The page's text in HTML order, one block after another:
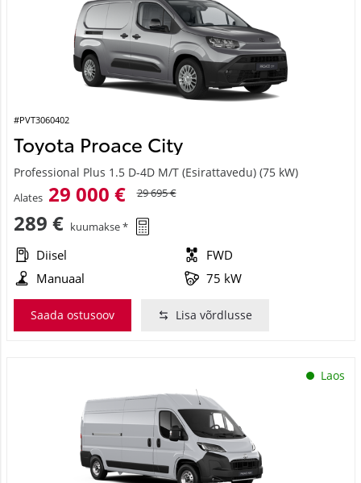
#PVT3060402
Toyota Proace City
Professional Plus 1.5 D-4D M/T (Esirattavedu) (75 kW)
Alates 29 000 € 29 695 €
289 € kuumakse *
Diisel
FWD
Manuaal
75 kW
Saada ostusoov Lisa võrdlusse
Laos